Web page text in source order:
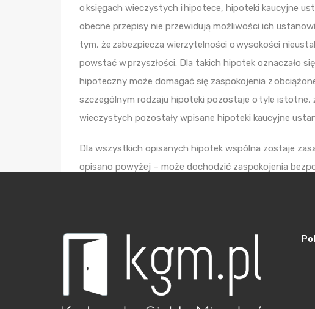
o księgach wieczystych i hipotece, hipoteki kaucyjne
obecne przepisy nie przewidują możliwości ich
tym, że zabezpiecza wierzytelności o wysokości
powstać w przyszłości. Dla takich hipotek oznaczało
hipoteczny może domagać się zaspokojenia z
szczególnym rodzaju hipoteki pozostaje o tyle istotne,
wieczystych pozostały wpisane hipoteki kaucyjne
Dla wszystkich opisanych hipotek wspólna zostaje
opisano powyżej – może dochodzić zaspokojenia
przejąć nieruchomości obciążonej hipoteką.
Powyższy – wyłącznie skrótowy – opis, wskazujący
zobrazować niejednolitość zasad, związanych z